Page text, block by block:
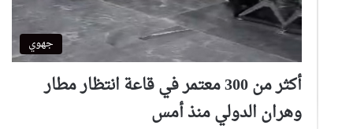
جهوي
أكثر من 300 معتمر في قاعة انتظار مطار
وهران الدولي منذ أمس